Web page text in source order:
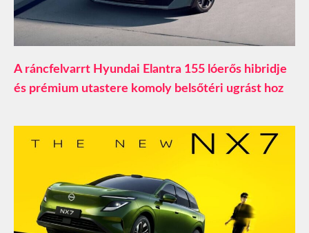
A ráncfelvarrt Hyundai Elantra 155 lóerős hibridje
és prémium utastere komoly belsőtéri ugrást hoz